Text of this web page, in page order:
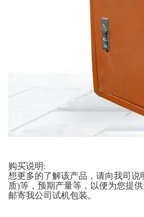
购买说明:
想更多的了解该产品，请向我司
质)等，预期产量等，以便为您提
邮寄我公司试机包装。